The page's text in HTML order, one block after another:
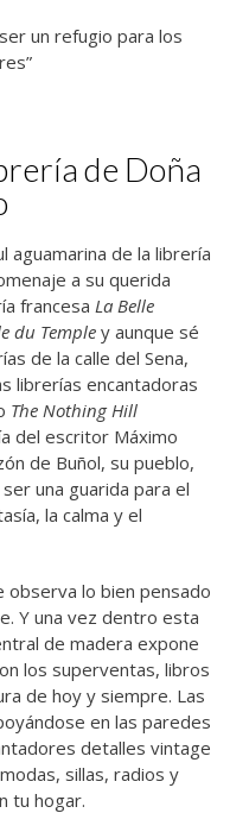
un refugio para los
de Doña
aguamarina de la librería
a su querida
francesa La Belle
du Temple y aunque sé
de la calle del Sena,
librerías encantadoras
The Nothing Hill
del escritor Máximo
de Buñol, su pueblo,
una guarida para el
la calma y el
observa lo bien pensado
Y una vez dentro esta
de madera expone
los superventas, libros
de hoy y siempre. Las
en las paredes
detalles vintage
sillas, radios y
tu hogar.